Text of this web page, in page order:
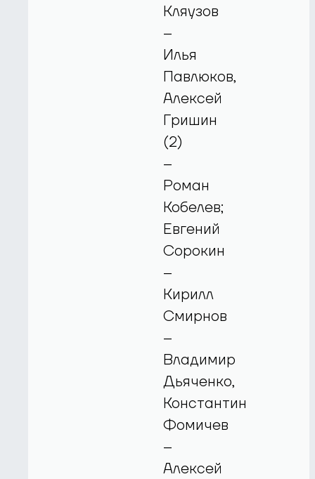
Кляузов
–
Илья
Павлюков,
Алексей
Гришин
(2)
–
Роман
Кобелев;
Евгений
Сорокин
–
Кирилл
Смирнов
–
Владимир
Дьяченко,
Константин
Фомичев
–
Алексей